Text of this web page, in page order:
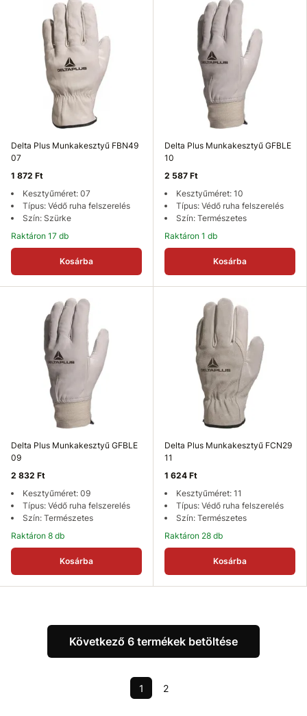
Delta Plus Munkakesztyű FBN49
07
1 872 Ft
Kesztyűméret: 07
Típus: Védő ruha felszerelés
Szín: Szürke
Raktáron 17 db
Kosárba
Delta Plus Munkakesztyű GFBLE
10
2 587 Ft
Kesztyűméret: 10
Típus: Védő ruha felszerelés
Szín: Természetes
Raktáron 1 db
Kosárba
Delta Plus Munkakesztyű GFBLE
09
2 832 Ft
Kesztyűméret: 09
Típus: Védő ruha felszerelés
Szín: Természetes
Raktáron 8 db
Kosárba
Delta Plus Munkakesztyű FCN29
11
1 624 Ft
Kesztyűméret: 11
Típus: Védő ruha felszerelés
Szín: Természetes
Raktáron 28 db
Kosárba
Következő 6 termékek betöltése
1 2